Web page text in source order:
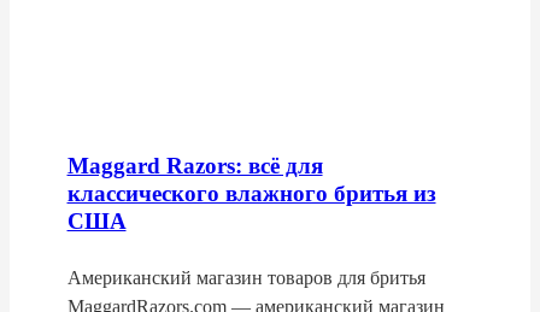
Maggard Razors: всё для
классического влажного бритья из
США
Американский магазин товаров для бритья
MaggardRazors.com — американский магазин